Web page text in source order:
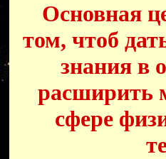
Основная
том, чтоб
знания в
расширить
сфере